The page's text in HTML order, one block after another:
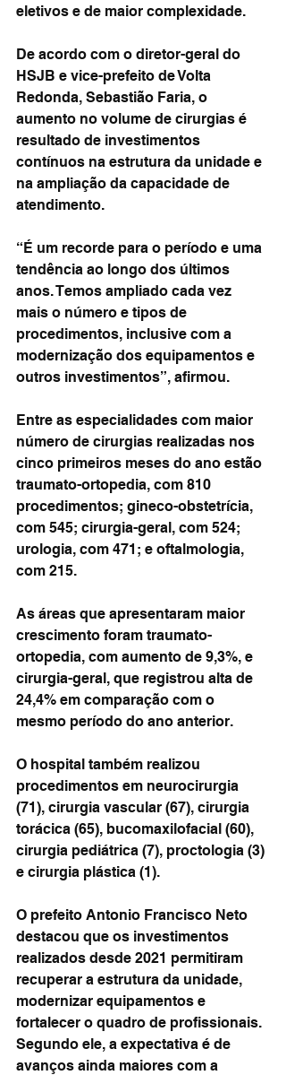
eletivos e de maior complexidade.
De acordo com o diretor-geral do
HSJB e vice-prefeito de Volta
Redonda, Sebastião Faria, o
aumento no volume de cirurgias é
resultado de investimentos
contínuos na estrutura da unidade e
na ampliação da capacidade de
atendimento.
“É um recorde para o período e uma
tendência ao longo dos últimos
anos. Temos ampliado cada vez
mais o número e tipos de
procedimentos, inclusive com a
modernização dos equipamentos e
outros investimentos”, afirmou.
Entre as especialidades com maior
número de cirurgias realizadas nos
cinco primeiros meses do ano estão
traumato-ortopedia, com 810
procedimentos; gineco-obstetrícia,
com 545; cirurgia-geral, com 524;
urologia, com 471; e oftalmologia,
com 215.
As áreas que apresentaram maior
crescimento foram traumato-
ortopedia, com aumento de 9,3%, e
cirurgia-geral, que registrou alta de
24,4% em comparação com o
mesmo período do ano anterior.
O hospital também realizou
procedimentos em neurocirurgia
(71), cirurgia vascular (67), cirurgia
torácica (65), bucomaxilofacial (60),
cirurgia pediátrica (7), proctologia (3)
e cirurgia plástica (1).
O prefeito Antonio Francisco Neto
destacou que os investimentos
realizados desde 2021 permitiram
recuperar a estrutura da unidade,
modernizar equipamentos e
fortalecer o quadro de profissionais.
Segundo ele, a expectativa é de
avanços ainda maiores com a